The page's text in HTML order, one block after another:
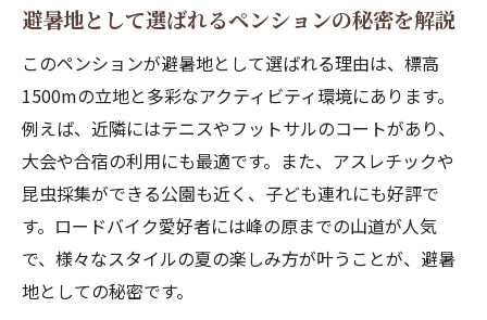
避暑地として選ばれるペンションの秘密を解説
このペンションが避暑地として選ばれる理由は、標高
1500mの立地と多彩なアクティビティ環境にあります。
例えば、近隣にはテニスやフットサルのコートがあり、
大会や合宿の利用にも最適です。また、アスレチックや
昆虫採集ができる公園も近く、子ども連れにも好評で
す。ロードバイク愛好者には峰の原までの山道が人気
で、様々なスタイルの夏の楽しみ方が叶うことが、避暑
地としての秘密です。